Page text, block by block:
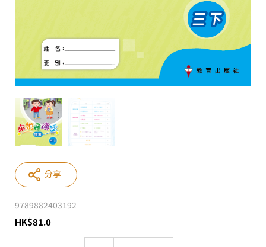
9789882403192
HK$81.0
分享